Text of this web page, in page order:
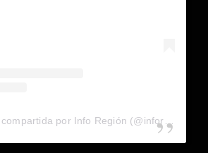
Una publicación compartida por Info Región (@inforegion_redes)